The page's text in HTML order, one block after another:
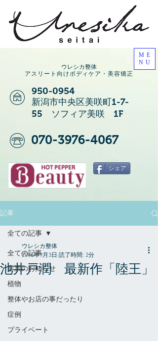
ウレシカ整体
アスリート向けボディケア・美容矯正
ME
NU
950-0954
新潟市中央区美咲町1-7-
55 ソフィア美咲 1F
070-3976-4067
シェア
記事
全ての記事
営業のお知らせ
植物
整体やお店の事だったり
症例
プライベート
全ての記事
池井戸潤 最新作「陸王」
ウレシカ整体
2016年9月3日 読了時間: 2分